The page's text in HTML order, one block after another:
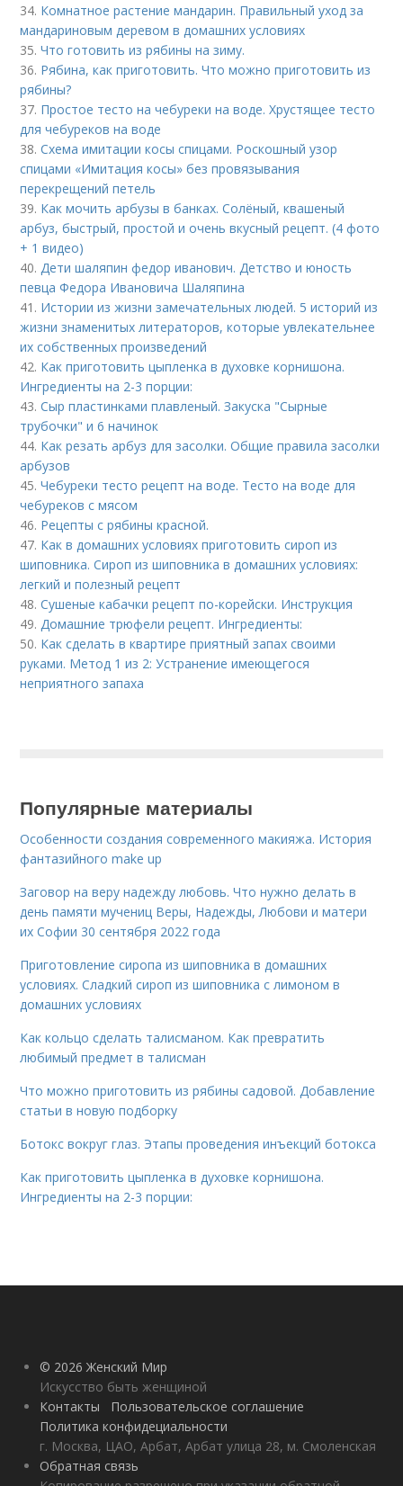
34. Комнатное растение мандарин. Правильный уход за
мандариновым деревом в домашних условиях
35.Что готовить из рябины на зиму.
36. Рябина, как приготовить. Что можно приготовить из
рябины?
37. Простое тесто на чебуреки на воде. Хрустящее тесто
для чебуреков на воде
38.Схема имитации косы спицами. Роскошный узор
спицами «Имитация косы» без провязывания
перекрещений петель
39. Как мочить арбузы в банках. Солёный, квашеный
арбуз, быстрый, простой и очень вкусный рецепт. (4 фото
+ 1 видео)
40.Дети шаляпин федор иванович. Детство и юность
певца Федора Ивановича Шаляпина
41. Истории из жизни замечательных людей. 5 историй из
жизни знаменитых литераторов, которые увлекательнее
их собственных произведений
42. Как приготовить цыпленка в духовке корнишона.
Ингредиенты на 2-3 порции:
43.Сыр пластинками плавленый. Закуска "Сырные
трубочки" и 6 начинок
44. Как резать арбуз для засолки. Общие правила засолки
арбузов
45.Чебуреки тесто рецепт на воде. Тесто на воде для
чебуреков с мясом
46. Рецепты с рябины красной.
47. Как в домашних условиях приготовить сироп из
шиповника. Сироп из шиповника в домашних условиях:
легкий и полезный рецепт
48.Сушеные кабачки рецепт по-корейски. Инструкция
49.Домашние трюфели рецепт. Ингредиенты:
50. Как сделать в квартире приятный запах своими
руками. Метод 1 из 2: Устранение имеющегося
неприятного запаха
Популярные материалы
Особенности создания современного макияжа. История
фантазийного make up
Заговор на веру надежду любовь. Что нужно делать в
день памяти мучениц Веры, Надежды, Любови и матери
их Софии 30 сентября 2022 года
Приготовление сиропа из шиповника в домашних
условиях. Сладкий сироп из шиповника с лимоном в
домашних условиях
Как кольцо сделать талисманом. Как превратить
любимый предмет в талисман
Что можно приготовить из рябины садовой. Добавление
статьи в новую подборку
Ботокс вокруг глаз. Этапы проведения инъекций ботокса
Как приготовить цыпленка в духовке корнишона.
Ингредиенты на 2-3 порции:
© 2026 Женский Мир
Искусство быть женщиной
Контакты
Пользовательское соглашение
Политика конфидециальности
г. Москва, ЦАО, Арбат, Арбат улица 28, м. Смоленская
Обратная связь